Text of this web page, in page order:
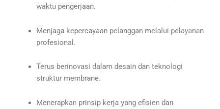
waktu pengerjaan.
Menjaga kepercayaan pelanggan melalui pelayanan
profesional.
Terus berinovasi dalam desain dan teknologi
struktur membrane.
Menerapkan prinsip kerja yang efisien dan